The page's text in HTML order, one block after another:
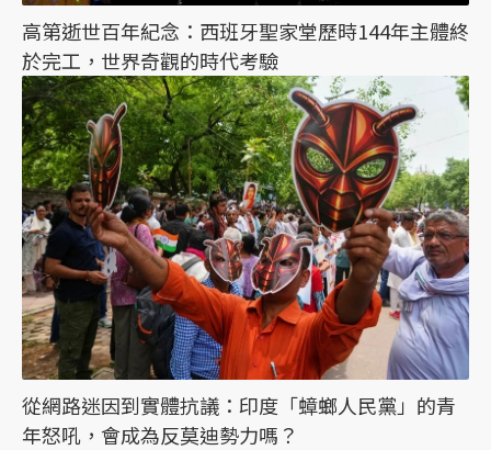
高第逝世百年紀念：西班牙聖家堂歷時144年主體終
於完工，世界奇觀的時代考驗
從網路迷因到實體抗議：印度「蟑螂人民黨」的青
年怒吼，會成為反莫迪勢力嗎？